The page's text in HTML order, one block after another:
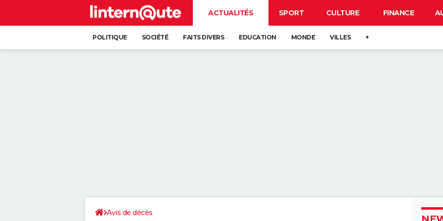
ACTUALITÉS SPORT CULTURE FINANCE
POLITIQUE SOCIÉTÉ FAITS DIVERS EDUCATION MONDE VILLES +
Avis de décès